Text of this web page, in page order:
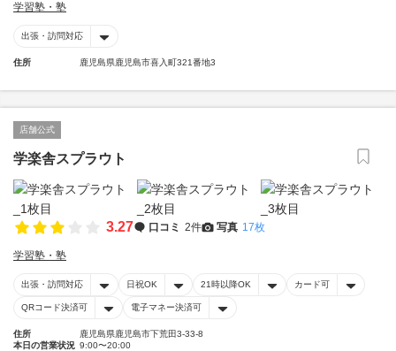
学習塾・塾
出張・訪問対応
住所 鹿児島県鹿児島市喜入町321番地3
店舗公式
学楽舎スプラウト
3.27 口コミ 2件 写真 17枚
学習塾・塾
出張・訪問対応 日祝OK 21時以降OK カード可
QRコード決済可 電子マネー決済可
住所
鹿児島県鹿児島市下荒田3-33-8
本日の営業状況 9:00〜20:00